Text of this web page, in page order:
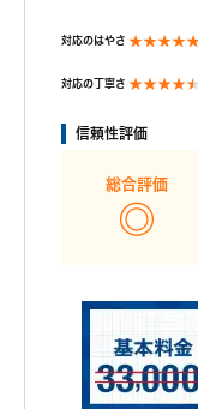
対応のはやさ
対応の丁寧さ
信頼性評価
総合評価